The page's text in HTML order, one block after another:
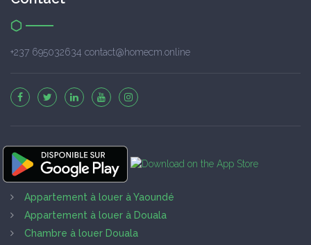
+237 695032634 contact@homecm.online
Appartement à louer à Yaoundé
Appartement à louer à Douala
Chambre à louer Douala